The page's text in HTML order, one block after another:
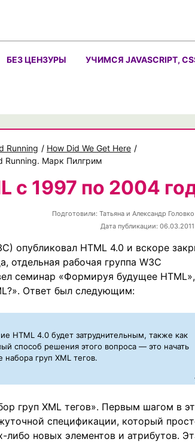
БЕЗ ЦЕНЗУРЫ УЧИМСЯ JAVASCRIPT,
Running / How Did We Get Here /
Running. Марк Пилгрим
с 1997 по 2004
Подготовили: Татьяна и Александр Головко
Дата публикации: 06.03.2011
опубликовал HTML 4.0 и вскоре
отдельная рабочая группа W3C
семинар «Формируя будущее HTML»,
Ответ был следующим:
HTML 4.0 будет затруднительным, также как
способ решения этого вопроса — это начать
груп XML тегов.
груп XML тегов». Первым шагом в
спецификации, который
либо новых элементов и атрибутов.